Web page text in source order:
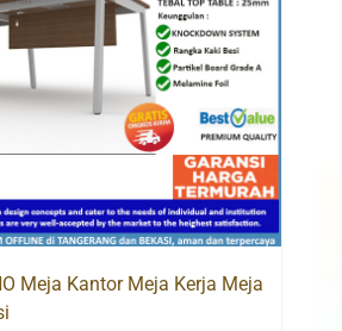
Meja Kantor Meja Kerja Meja